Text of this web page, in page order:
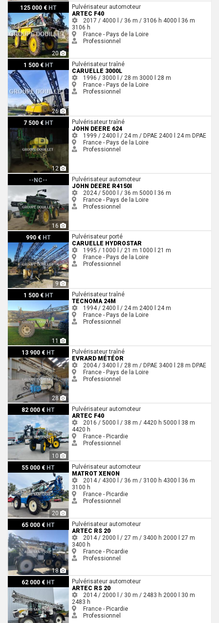
125 000 € HT
20
Artec F40
Pulvérisateur automoteur
ARTEC F40
2017 / 4000 l / 36 m / 3106 h 4000 l 36 m
3106 h
France - Pays de la Loire
Professionnel
1 500 € HT
26
Caruelle 3000L
Pulvérisateur traîné
CARUELLE 3000L
1996 / 3000 l / 28 m 3000 l 28 m
France - Pays de la Loire
Professionnel
7 500 € HT
12
John Deere 624
Pulvérisateur traîné
JOHN DEERE 624
1999 / 2400 l / 24 m / DPAE 2400 l 24 m DPAE
France - Pays de la Loire
Professionnel
--NC--
16
John Deere R4150I
Pulvérisateur automoteur
JOHN DEERE R4150I
2024 / 5000 l / 36 m 5000 l 36 m
France - Pays de la Loire
Professionnel
990 € HT
9
Caruelle HYDROSTAR
Pulvérisateur porté
CARUELLE HYDROSTAR
1995 / 1000 l / 21 m 1000 l 21 m
France - Pays de la Loire
Professionnel
1 500 € HT
11
Tecnoma 24M
Pulvérisateur traîné
TECNOMA 24M
1994 / 2400 l / 24 m 2400 l 24 m
France - Pays de la Loire
Professionnel
13 900 € HT
28
Evrard MÉTÉOR
Pulvérisateur traîné
EVRARD MÉTÉOR
2004 / 3400 l / 28 m / DPAE 3400 l 28 m DPAE
France - Pays de la Loire
Professionnel
82 000 € HT
10
Artec F40
Pulvérisateur automoteur
ARTEC F40
2016 / 5000 l / 38 m / 4420 h 5000 l 38 m
4420 h
France - Picardie
Professionnel
55 000 € HT
20
Matrot XENON
Pulvérisateur automoteur
MATROT XENON
2014 / 4300 l / 36 m / 3100 h 4300 l 36 m
3100 h
France - Picardie
Professionnel
65 000 € HT
18
Artec RS 20
Pulvérisateur automoteur
ARTEC RS 20
2014 / 2000 l / 27 m / 3400 h 2000 l 27 m
3400 h
France - Picardie
Professionnel
62 000 € HT
Artec RS 20
Pulvérisateur automoteur
ARTEC RS 20
2014 / 2000 l / 30 m / 2483 h 2000 l 30 m
2483 h
France - Picardie
Professionnel